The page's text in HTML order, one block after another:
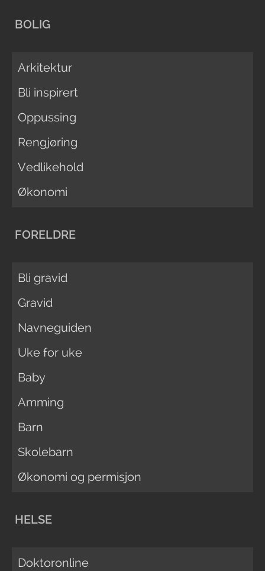
BOLIG
Arkitektur
Bli inspirert
Oppussing
Rengjøring
Vedlikehold
Økonomi
FORELDRE
Bli gravid
Gravid
Navneguiden
Uke for uke
Baby
Amming
Barn
Skolebarn
Økonomi og permisjon
HELSE
Doktoronline